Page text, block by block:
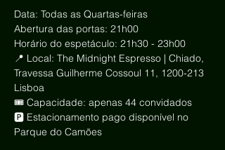
Data: Todas as Quartas-feiras
Abertura das portas: 21h00
Horário do espetáculo: 21h30 - 23h00
📍 Local: The Midnight Espresso | Chiado,
Travessa Guilherme Cossoul 11, 1200-213
Lisboa
🎟 Capacidade: apenas 44 convidados
🅿️ Estacionamento pago disponível no
Parque do Camões